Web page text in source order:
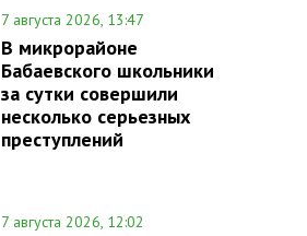
7 августа 2026, 13:47
В микрорайоне
Бабаевского школьники
за сутки совершили
несколько серьезных
преступлений
7 августа 2026, 12:02